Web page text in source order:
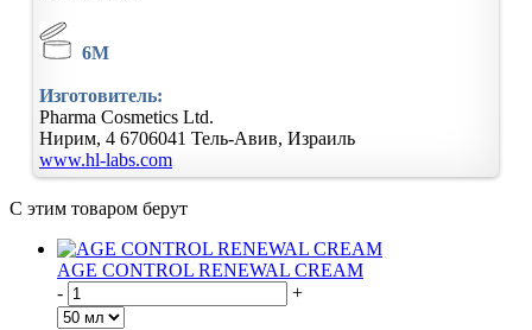
6M
Изготовитель:
Pharma Cosmetics Ltd.
Нирим, 4 6706041 Тель-Авив, Израиль
www.hl-labs.com
С этим товаром берут
AGE CONTROL RENEWAL CREAM
-
+